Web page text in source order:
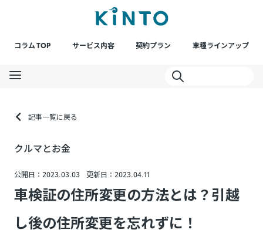
コラム TOP サービス内容 契約プラン 車種ラインアップ
記事一覧に戻る
クルマとお金
公開日：2023.03.03 更新日：2023.04.11
車検証の住所変更の方法とは？引越
し後の住所変更を忘れずに！